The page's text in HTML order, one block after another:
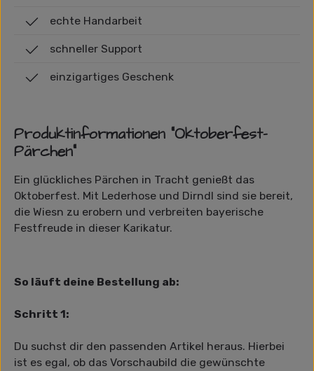
echte Handarbeit
schneller Support
einzigartiges Geschenk
Produktinformationen "Oktoberfest-
Pärchen"
Ein glückliches Pärchen in Tracht genießt das
Oktoberfest. Mit Lederhose und Dirndl sind sie bereit,
die Wiesn zu erobern und verbreiten bayerische
Festfreude in dieser Karikatur.
So läuft deine Bestellung ab:
Schritt 1:
Du suchst dir den passenden Artikel heraus. Hierbei
ist es egal, ob das Vorschaubild die gewünschte